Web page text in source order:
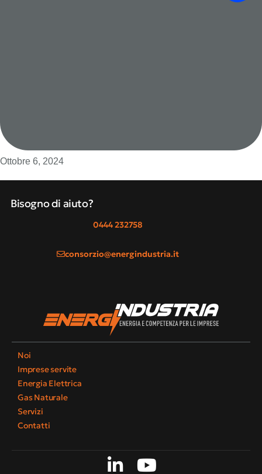
Ottobre 6, 2024
Bisogno di aiuto?
0444 232758
consorzio@energindustria.it
Noi
Imprese servite
Energia Elettrica
Gas Naturale
Servizi
Contatti